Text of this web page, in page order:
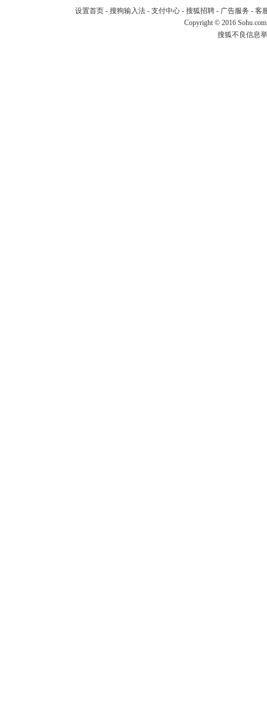
设置首页- 搜狗输入法- 支付中心- 搜狐招聘- 广告服务 - 客
Copyright © 2016
搜狐不良信息